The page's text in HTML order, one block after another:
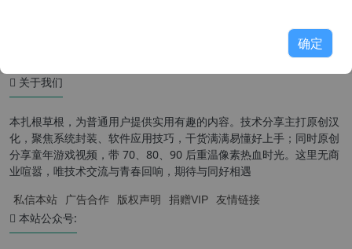
关于我们
本扎根草根，为普通用户提供实用有趣的内容。技术分享主打原创汉
化，聚焦系统封装、软件应用技巧，干货满满易懂好上手；同时原创
分享童年游戏视频，带 70、80、90 后重温像素热血时光。这里无商
业喧嚣，唯技术交流与青春回响，期待与同好相遇
私信本站 广告合作 版权声明 捐赠VIP 友情链接
本站公众号:
确定